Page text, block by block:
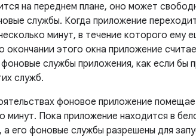
на переднем плане, оно может
службы. Когда приложение
минут, в течение которого ему
окончании этого окна приложение
службы приложения, как если бы
служб.
фоновое приложение
минут. Пока приложение находится в
а его фоновые службы разрешены для